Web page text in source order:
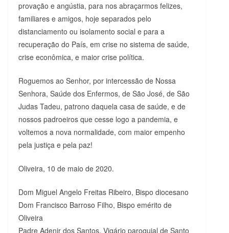
provação e angústia, para nos abraçarmos felizes,
familiares e amigos, hoje separados pelo
distanciamento ou isolamento social e para a
recuperação do País, em crise no sistema de saúde,
crise econômica, e maior crise política.
Roguemos ao Senhor, por intercessão de Nossa
Senhora, Saúde dos Enfermos, de São José, de São
Judas Tadeu, patrono daquela casa de saúde, e de
nossos padroeiros que cesse logo a pandemia, e
voltemos a nova normalidade, com maior empenho
pela justiça e pela paz!
Oliveira, 10 de maio de 2020.
Dom Miguel Angelo Freitas Ribeiro, Bispo diocesano
Dom Francisco Barroso Filho, Bispo emérito de
Oliveira
Padre Adenir dos Santos, Vigário paroquial de Santo